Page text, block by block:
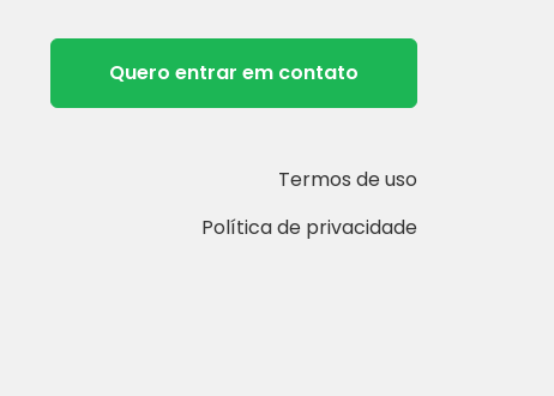
Quero entrar em contato
Termos de uso
Política de privacidade